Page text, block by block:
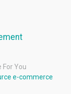
For You
e-commerce